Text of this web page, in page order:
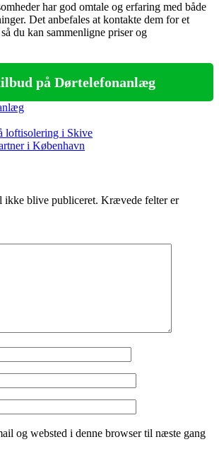
har god omtale og erfaring med både
Det anbefales at kontakte dem for et
du kan sammenligne priser og
på Dørtelefonanlæg
loftisolering i Skive
i København
ikke blive publiceret. Krævede felter er
og websted i denne browser til næste gang